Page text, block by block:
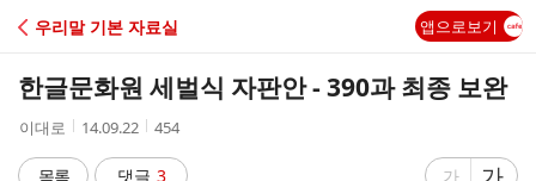
C
A
우리말 기본 자료실 앱으로보기
한글문화원 세벌식 자판안 - 390과 최종 보완
작
자
이대로
작
시
14.09.22
조
수
454
목록 댓글 3
글
가